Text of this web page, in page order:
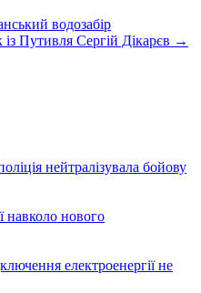
водозабір
Путивля Сергій Дікарєв →
нейтралізувала бойову
навколо нового
електроенергії не